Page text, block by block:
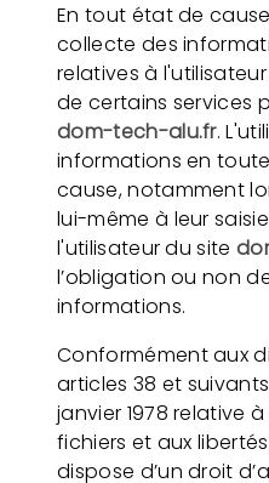
En tout état de
collecte des
relatives à
de certains services
dom-tech-alu.fr.
informations en
cause, notamment
lui-même à leur
l'utilisateur du site
l’obligation ou non
informations.
Conformément aux
articles 38 et
janvier 1978 relative
fichiers et aux
dispose d’un droit